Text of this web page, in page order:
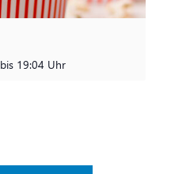
bis 19:04 Uhr